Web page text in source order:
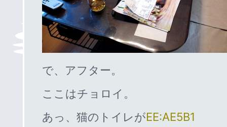
で、アフター。
ここはチョロイ。
あっ、猫のトイレがEE:AE5B1